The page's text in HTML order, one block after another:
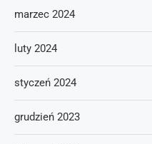
marzec 2024
luty 2024
styczeń 2024
grudzień 2023